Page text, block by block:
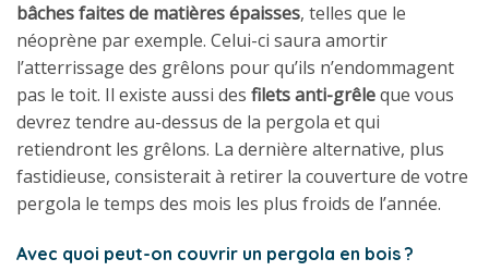
bâches faites de matières épaisses, telles que le
néoprène par exemple. Celui-ci saura amortir
l’atterrissage des grêlons pour qu’ils n’endommagent
pas le toit. Il existe aussi des filets anti-grêleque vous
devrez tendre au-dessus de la pergola et qui
retiendront les grêlons. La dernière alternative, plus
fastidieuse, consisterait à retirer la couverture de votre
pergola le temps des mois les plus froids de l’année.
Avec quoi peut-on couvrir un pergola en bois ?